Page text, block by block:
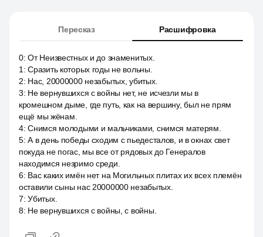
Пересказ Расшифровка
0:От Неизвестных и до знаменитых.
1 :Сразить которых годы не вольны.
2: Нас, 20000000 незабытых, убитых.
3: Не вернувшихся с войны нет, не исчезли мы в
кромешном дыме, где путь, как на вершину, был не прям
ещё мы жёнам.
4:Снимся молодыми и мальчиками, снимся матерям.
5:А в день победы сходим с пьедесталов, и в окнах свет
покуда не погас, мы все от рядовых до Генералов
находимся незримо среди.
6: Вас каких имён нет на Могильных плитах их всех племён
оставили сыны нас 20000000 незабытых.
7:Убитых.
8: Не вернувшихся с войны, с войны.